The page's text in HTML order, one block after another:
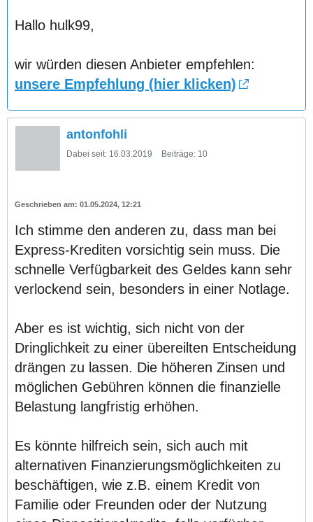
Hallo hulk99,
wir würden diesen Anbieter empfehlen:
unsere Empfehlung (hier klicken)
antonfohli
Dabei seit: 16.03.2019 Beiträge: 10
01.05.2024, 12:21
Ich stimme den anderen zu, dass man bei
Express-Krediten vorsichtig sein muss. Die
schnelle Verfügbarkeit des Geldes kann sehr
verlockend sein, besonders in einer Notlage.
Aber es ist wichtig, sich nicht von der
Dringlichkeit zu einer übereilten Entscheidung
drängen zu lassen. Die höheren Zinsen und
möglichen Gebühren können die finanzielle
Belastung langfristig erhöhen.
Es könnte hilfreich sein, sich auch mit
alternativen Finanzierungsmöglichkeiten zu
beschäftigen, wie z.B. einem Kredit von
Familie oder Freunden oder der Nutzung